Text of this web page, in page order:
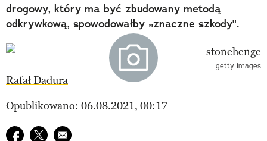
drogowy, który ma być zbudowany metodą
odkrywkową, spowodowałby „znaczne szkody".
getty images
Rafał Dadura
Opublikowano: 06.08.2021, 00:17
Udostępnij na facebook
Udostępnij na twitter
E-mail do przyjaciela